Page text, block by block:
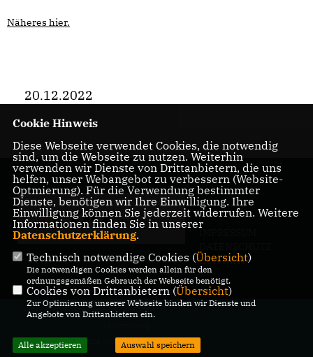
Näheres hier.
20.12.2022
KONTAKT
@2026 CDU-Fraktion in der BVV
Alle Rechte vorbehalten.
Cookie Hinweis
Diese Webseite verwendet Cookies, die notwendig
sind, um die Webseite zu nutzen. Weiterhin
verwenden wir Dienste von Drittanbietern, die uns
helfen, unser Webangebot zu verbessern (Website-
Optmierung). Für die Verwendung bestimmter
Dienste, benötigen wir Ihre Einwilligung. Ihre
Einwilligung können Sie jederzeit widerrufen. Weitere
Informationen finden Sie in unserer
Datenschutzerklärung.
Technisch notwendige Cookies (Übersicht)
Die notwendigen Cookies werden allein für den
ordnungsgemäßen Gebrauch der Webseite benötigt.
Cookies von Drittanbietern (Übersicht)
Zur Optimierung unserer Webseite binden wir Dienste und
Angebote von Drittanbietern ein.
Alle akzeptieren Auswahl speichern